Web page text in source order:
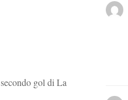
gol di La